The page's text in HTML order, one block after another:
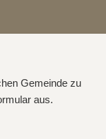
Gemeinde zu
aus.